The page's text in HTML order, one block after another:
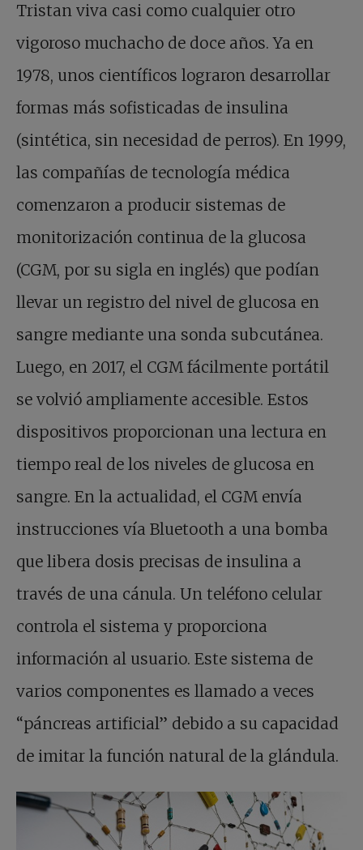
Tristan viva casi como cualquier otro
vigoroso muchacho de doce años. Ya en
1978, unos científicos lograron desarrollar
formas más sofisticadas de insulina
(sintética, sin necesidad de perros). En 1999,
las compañías de tecnología médica
comenzaron a producir sistemas de
monitorización continua de la glucosa
(CGM, por su sigla en inglés) que podían
llevar un registro del nivel de glucosa en
sangre mediante una sonda subcutánea.
Luego, en 2017, el CGM fácilmente portátil
se volvió ampliamente accesible. Estos
dispositivos proporcionan una lectura en
tiempo real de los niveles de glucosa en
sangre. En la actualidad, el CGM envía
instrucciones vía Bluetooth a una bomba
que libera dosis precisas de insulina a
través de una cánula. Un teléfono celular
controla el sistema y proporciona
información al usuario. Este sistema de
varios componentes es llamado a veces
“páncreas artificial” debido a su capacidad
de imitar la función natural de la glándula.